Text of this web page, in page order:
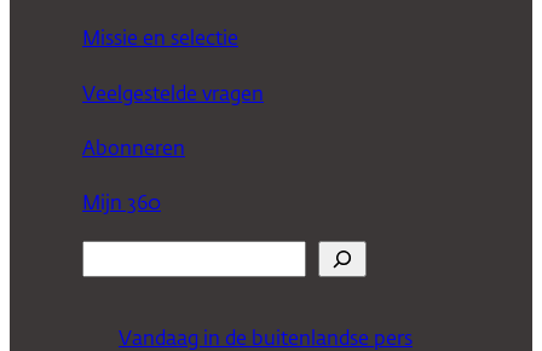
Missie en selectie
Veelgestelde vragen
Abonneren
Mijn 360
Vandaag in de buitenlandse pers